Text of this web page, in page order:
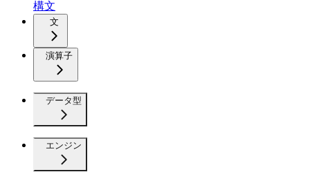
構文
文
演算子
データ型
エンジン